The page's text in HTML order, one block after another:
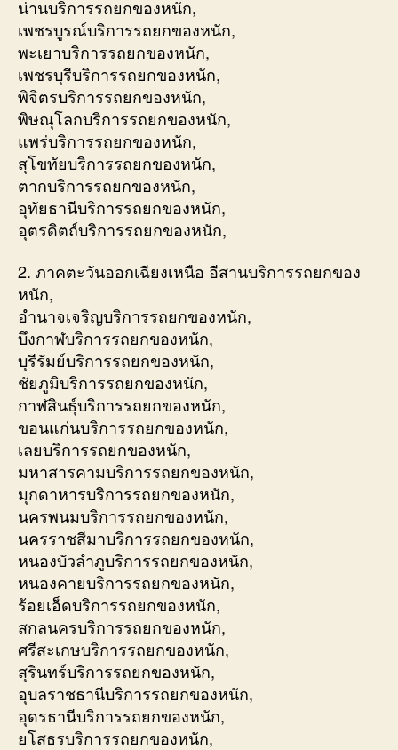
น่านบริการรถยกของหนัก,
เพชรบูรณ์บริการรถยกของหนัก,
พะเยาบริการรถยกของหนัก,
เพชรบุรีบริการรถยกของหนัก,
พิจิตรบริการรถยกของหนัก,
พิษณุโลกบริการรถยกของหนัก,
แพร่บริการรถยกของหนัก,
สุโขทัยบริการรถยกของหนัก,
ตากบริการรถยกของหนัก,
อุทัยธานีบริการรถยกของหนัก,
อุตรดิตถ์บริการรถยกของหนัก,
2. ภาคตะวันออกเฉียงเหนือ อีสานบริการรถยกของ
หนัก,
อำนาจเจริญบริการรถยกของหนัก,
บึงกาฬบริการรถยกของหนัก,
บุรีรัมย์บริการรถยกของหนัก,
ชัยภูมิบริการรถยกของหนัก,
กาฬสินธุ์บริการรถยกของหนัก,
ขอนแก่นบริการรถยกของหนัก,
เลยบริการรถยกของหนัก,
มหาสารคามบริการรถยกของหนัก,
มุกดาหารบริการรถยกของหนัก,
นครพนมบริการรถยกของหนัก,
นครราชสีมาบริการรถยกของหนัก,
หนองบัวลำภูบริการรถยกของหนัก,
หนองคายบริการรถยกของหนัก,
ร้อยเอ็ดบริการรถยกของหนัก,
สกลนครบริการรถยกของหนัก,
ศรีสะเกษบริการรถยกของหนัก,
สุรินทร์บริการรถยกของหนัก,
อุบลราชธานีบริการรถยกของหนัก,
อุดรธานีบริการรถยกของหนัก,
ยโสธรบริการรถยกของหนัก,